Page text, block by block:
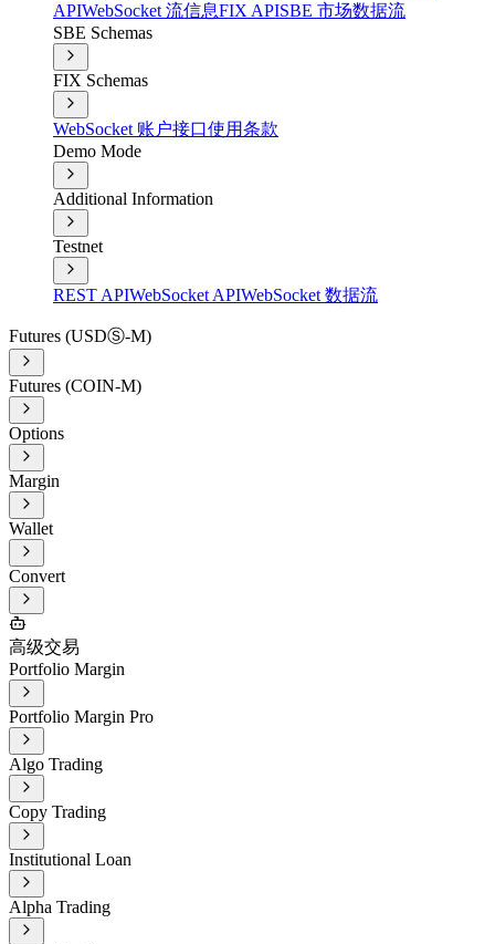
APIWebSocket 流信息FIX APISBE 市场数据流
SBE Schemas
FIX Schemas
WebSocket 账户接口使用条款
Demo Mode
Additional Information
Testnet
REST APIWebSocket APIWebSocket 数据流
Futures (USDⓈ-M)
Futures (COIN-M)
Options
Margin
Wallet
Convert
高级交易
Portfolio Margin
Portfolio Margin Pro
Algo Trading
Copy Trading
Institutional Loan
Alpha Trading